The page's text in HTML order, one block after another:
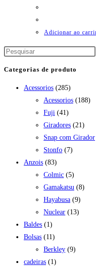
Adicionar ao
Categorias de produto
Acessorios (285)
Acessorios (188)
Fuji (41)
Giradores (21)
Snap com Girador
Stonfo (7)
Anzois (83)
Colmic (5)
Gamakatsu (8)
Hayabusa (9)
Nuclear (13)
Baldes (1)
Bolsas (11)
Berkley (9)
cadeiras (1)